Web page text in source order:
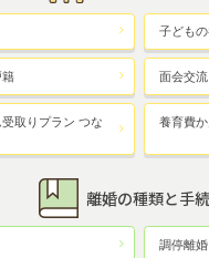
子ども
籍 面会交流
取りプラン つな
養育費
離婚の種類と手
調停離婚